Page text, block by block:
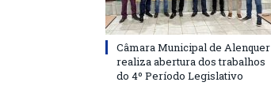
Câmara Municipal de Alenquer
realiza abertura dos trabalhos
do 4º Período Legislativo